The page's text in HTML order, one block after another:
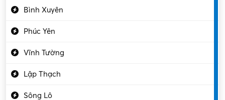
Bình Xuyên
Phúc Yên
Vĩnh Tường
Lập Thạch
Sông Lô